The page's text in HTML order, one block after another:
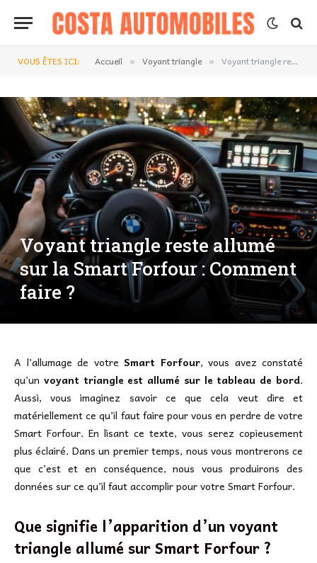
VOUS ÊTES ICI: Accueil » Voyant triangle » Voyant triangle reste allumé sur la Smart Forfour : Comment faire ?
Voyant triangle reste allumé
sur la Smart Forfour : Comment
faire ?
A l’allumage de votre Smart Forfour, vous avez constaté
qu’un voyant triangle est allumé sur le tableau de bord.
Aussi, vous imaginez savoir ce que cela veut dire et
matériellement ce qu’il faut faire pour vous en perdre de votre
Smart Forfour. En lisant ce texte, vous serez copieusement
plus éclairé. Dans un premier temps, nous vous montrerons ce
que c’est et en conséquence, nous vous produirons des
données sur ce qu’il faut accomplir pour votre Smart Forfour.
Que signifie l’apparition d’un voyant
triangle allumé sur Smart Forfour ?